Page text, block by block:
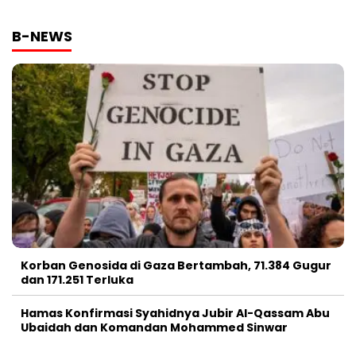
B-NEWS
Korban Genosida di Gaza Bertambah, 71.384 Gugur
dan 171.251 Terluka
Hamas Konfirmasi Syahidnya Jubir Al-Qassam Abu
Ubaidah dan Komandan Mohammed Sinwar